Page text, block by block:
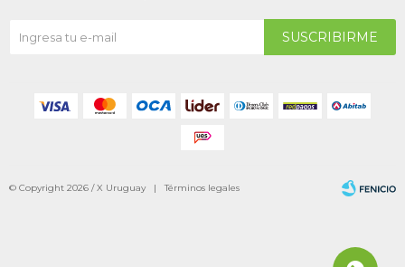
SUSCRIBIRME
© Copyright 2026 / X Uruguay |Términos legales